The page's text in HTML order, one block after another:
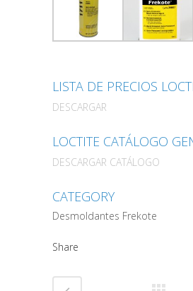
LISTA DE PRECIOS
DESCARGAR
LOCTITE CATÁLOGO
DESCARGAR CATÁLOGO
CATEGORY
Desmoldantes Frekote
Share